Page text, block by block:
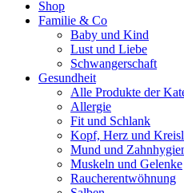
page
opens
Shop
Familie & Co
Baby und Kind
Lust und Liebe
Schwangerschaft
Gesundheit
Alle Produkte der
Allergie
Fit und Schlank
Kopf, Herz und
Mund und
Muskeln und Gelenke
Raucherentwöhnung